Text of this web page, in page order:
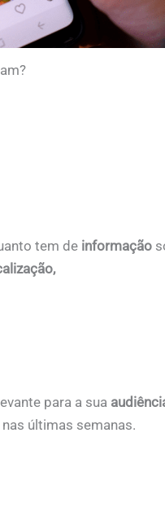
tem de informação
para a sua
nas últimas semanas.